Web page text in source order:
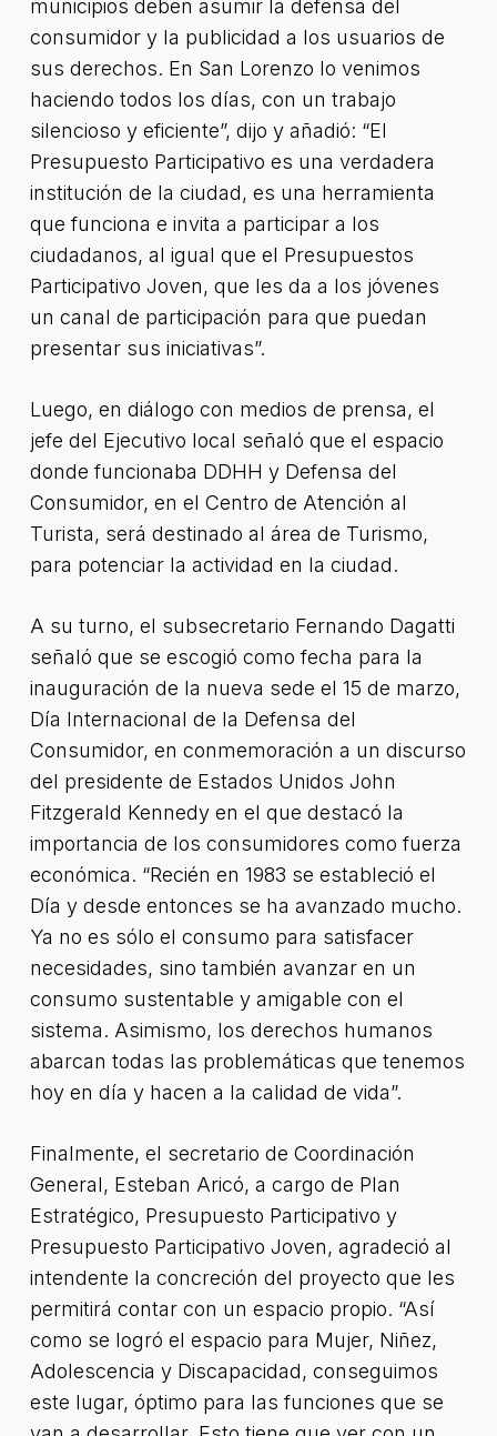
municipios deben asumir la defensa del
consumidor y la publicidad a los usuarios de
sus derechos. En San Lorenzo lo venimos
haciendo todos los días, con un trabajo
silencioso y eficiente”, dijo y añadió: “El
Presupuesto Participativo es una verdadera
institución de la ciudad, es una herramienta
que funciona e invita a participar a los
ciudadanos, al igual que el Presupuestos
Participativo Joven, que les da a los jóvenes
un canal de participación para que puedan
presentar sus iniciativas”.
Luego, en diálogo con medios de prensa, el
jefe del Ejecutivo local señaló que el espacio
donde funcionaba DDHH y Defensa del
Consumidor, en el Centro de Atención al
Turista, será destinado al área de Turismo,
para potenciar la actividad en la ciudad.
A su turno, el subsecretario Fernando Dagatti
señaló que se escogió como fecha para la
inauguración de la nueva sede el 15 de marzo,
Día Internacional de la Defensa del
Consumidor, en conmemoración a un discurso
del presidente de Estados Unidos John
Fitzgerald Kennedy en el que destacó la
importancia de los consumidores como fuerza
económica. “Recién en 1983 se estableció el
Día y desde entonces se ha avanzado mucho.
Ya no es sólo el consumo para satisfacer
necesidades, sino también avanzar en un
consumo sustentable y amigable con el
sistema. Asimismo, los derechos humanos
abarcan todas las problemáticas que tenemos
hoy en día y hacen a la calidad de vida”.
Finalmente, el secretario de Coordinación
General, Esteban Aricó, a cargo de Plan
Estratégico, Presupuesto Participativo y
Presupuesto Participativo Joven, agradeció al
intendente la concreción del proyecto que les
permitirá contar con un espacio propio. “Así
como se logró el espacio para Mujer, Niñez,
Adolescencia y Discapacidad, conseguimos
este lugar, óptimo para las funciones que se